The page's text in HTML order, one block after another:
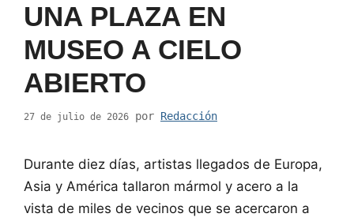
UNA PLAZA EN
MUSEO A CIELO
ABIERTO
27 de julio de 2026 por Redacción
Durante diez días, artistas llegados de Europa,
Asia y América tallaron mármol y acero a la
vista de miles de vecinos que se acercaron a